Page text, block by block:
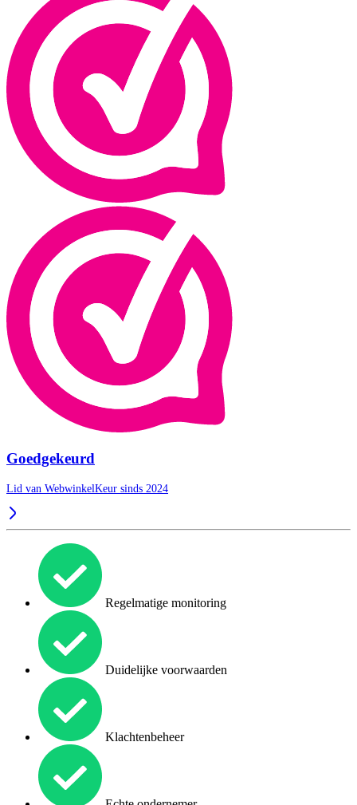
Goedgekeurd
Lid van WebwinkelKeur sinds 2024
Regelmatige monitoring
Duidelijke voorwaarden
Klachtenbeheer